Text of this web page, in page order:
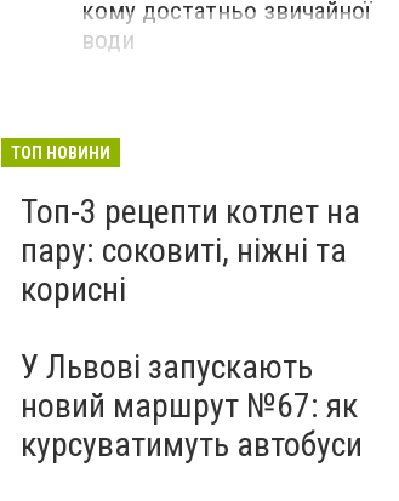
кому достатньо звичайної
води
ТОП НОВИНИ
Топ-3 рецепти котлет на
пару: соковиті, ніжні та
корисні
У Львові запускають
новий маршрут №67: як
курсуватимуть автобуси